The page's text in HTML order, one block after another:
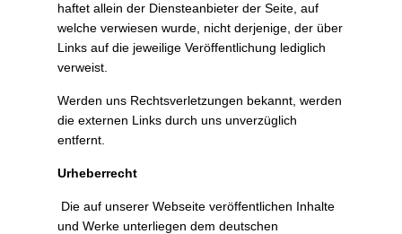
haftet allein der Diensteanbieter der Seite, auf
welche verwiesen wurde, nicht derjenige, der über
Links auf die jeweilige Veröffentlichung lediglich
verweist.
Werden uns Rechtsverletzungen bekannt, werden
die externen Links durch uns unverzüglich
entfernt.
Urheberrecht
Die auf unserer Webseite veröffentlichen Inhalte
und Werke unterliegen dem deutschen